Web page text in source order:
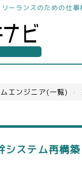
ーランスのための仕事
エンジニア(一覧) ›
システム再構